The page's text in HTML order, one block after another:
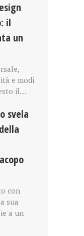
il
un
e modi
il…
svela
con
sua
a un